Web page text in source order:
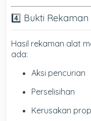
4️⃣ Bukti
Hasil rekaman alat
ada:
Aksi pencurian
Perselisihan
Kerusakan